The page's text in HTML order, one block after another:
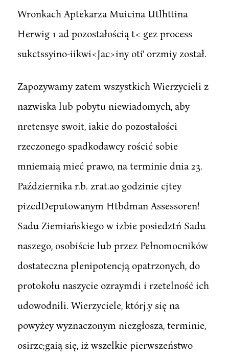
Wronkach Aptekarza Muicina Utlhttina
Herwig 1 ad pozostałością t< gez process
sukctssyino-iikwi<Jac>iny oti' orzmiy został.
Zapozywamy zatem wszystkich Wierzycieli z
nazwiska lub pobytu niewiadomych, aby
nretensye swoit, iakie do pozostałości
rzeczonego spadkodawcy rościć sobie
mniemaią mieć prawo, na terminie dnia 23.
Października r.b. zrat.ao godzinie cjtey
pizcdDeputowanym Htbdman Assessoren!
Sadu Ziemiańskiego w izbie posiedztń Sadu
naszego, osobiście lub przez Pełnomocników
dostateczna plenipotencją opatrzonych, do
protokołu naszycie ozraymdi i rzetelność ich
udowodnili. Wierzyciele, którj.y się na
powyżey wyznaczonym niezgłosza, terminie,
osirzc;gaią się, iż wszelkie pierwszeństwo